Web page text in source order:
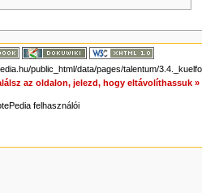
public_html/data/pages/talentum/
az oldalon, jelezd, hogy eltávolíthassuk »
felhasználói